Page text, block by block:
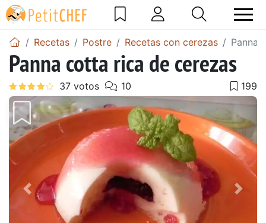
Recetas Postre Recetas con cerezas Panna
Panna cotta rica de cerezas
Anterior